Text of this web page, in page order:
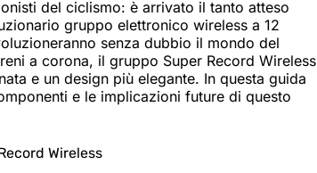
del ciclismo: è arrivato il tanto atteso
gruppo elettronico wireless a 12
senza dubbio il mondo del
a corona, il gruppo Super Record Wireless
e un design più elegante. In questa guida
e le implicazioni future di questo
Wireless